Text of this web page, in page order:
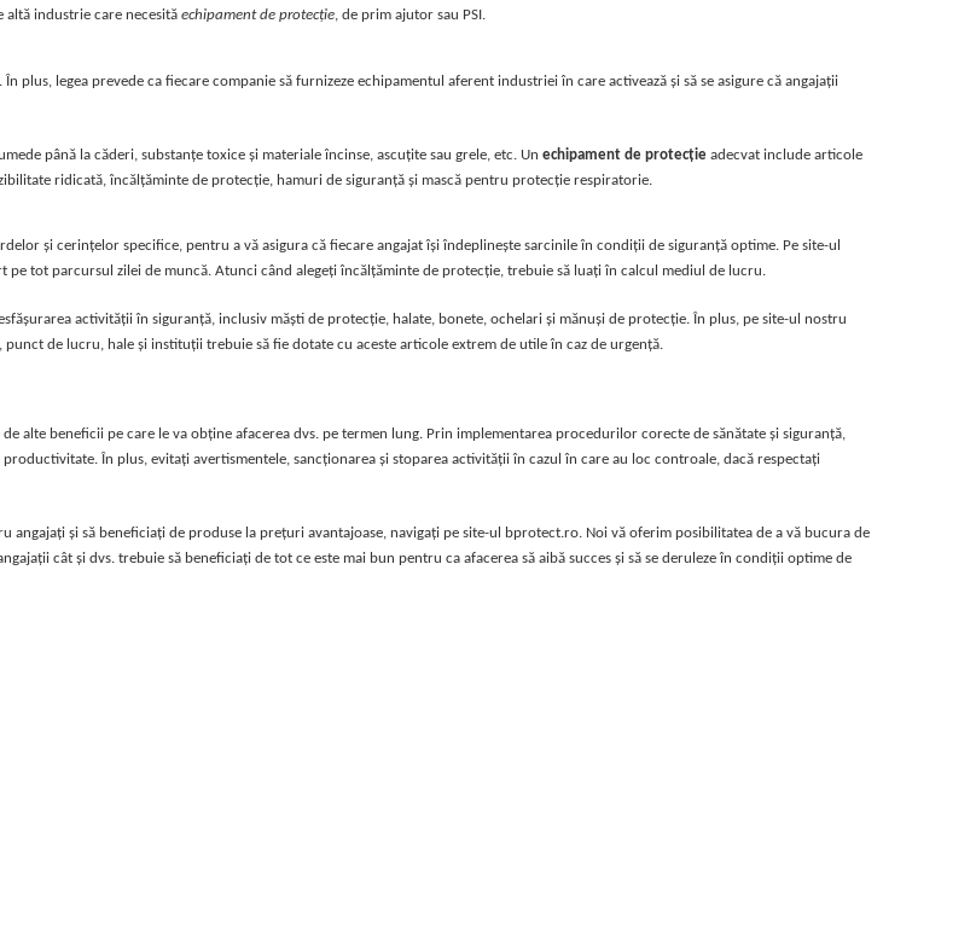
industrie care necesită echipament de protecţie, de prim ajutor sau PSI.
plus, legea prevede ca fiecare companie să furnizeze echipamentul aferent industriei în care activează şi să se asigure că angajaţii
până la căderi, substanţe toxice şi materiale încinse, ascuţite sau grele, etc. Un echipament de protecţie adecvat include articole
ridicată, încălțăminte de protecţie, hamuri de siguranță și mască pentru protecție respiratorie.
şi cerinţelor specifice, pentru a vă asigura că fiecare angajat îşi îndeplineşte sarcinile în condiţii de siguranţă optime. Pe site-ul
tot parcursul zilei de muncă. Atunci când alegeţi încălţăminte de protecţie, trebuie să luaţi în calcul mediul de lucru.
activităţii în siguranţă, inclusiv măşti de protecţie, halate, bonete, ochelari şi mănuşi de protecţie. În plus, pe site-ul nostru
de lucru, hale şi instituţii trebuie să fie dotate cu aceste articole extrem de utile în caz de urgenţă.
alte beneficii pe care le va obţine afacerea dvs. pe termen lung. Prin implementarea procedurilor corecte de sănătate și siguranță,
În plus, evitaţi avertismentele, sancţionarea şi stoparea activităţii în cazul în care au loc controale, dacă respectaţi
şi să beneficiaţi de produse la preţuri avantajoase, navigaţi pe site-ul bprotect.ro. Noi vă oferim posibilitatea de a vă bucura de
cât şi dvs. trebuie să beneficiaţi de tot ce este mai bun pentru ca afacerea să aibă succes şi să se deruleze în condiţii optime de